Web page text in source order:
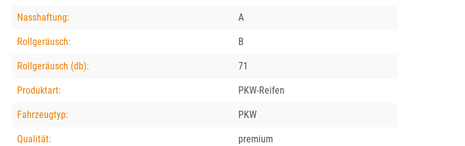
Nasshaftung: A
Rollgeräusch: B
Rollgeräusch (db): 71
Produktart: PKW-Reifen
Fahrzeugtyp: PKW
Qualität: premium